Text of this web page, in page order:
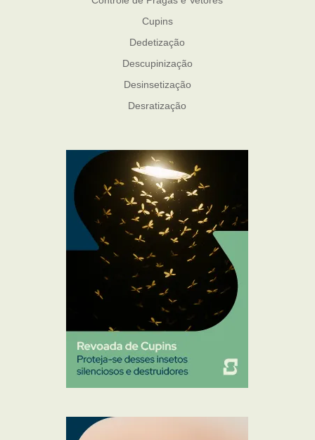
Cupins
Dedetização
Descupinização
Desinsetização
Desratização
Mosquito Mist
Mosquitos
Percevejo de Cama
Pulgas e Carrapatos
Ratos
Sanitização
Traças